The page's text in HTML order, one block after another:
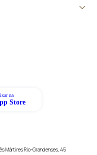
na
Store
Mártires Rio-Grandenses, 45